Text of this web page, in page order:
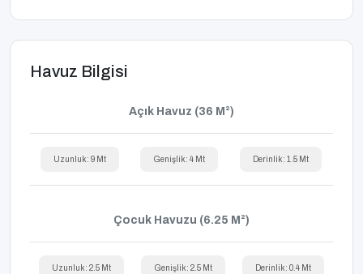
Havuz Bilgisi
Açık Havuz (36 M²)
Uzunluk: 9 Mt Genişlik: 4 Mt Derinlik: 1.5 Mt
Çocuk Havuzu (6.25 M²)
Uzunluk: 2.5 Mt Genişlik: 2.5 Mt Derinlik: 0.4 Mt